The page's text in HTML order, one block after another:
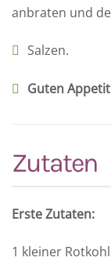
anbraten und
Salzen.
Guten
Zutaten
Erste Zutaten:
1 kleiner Rotkohl